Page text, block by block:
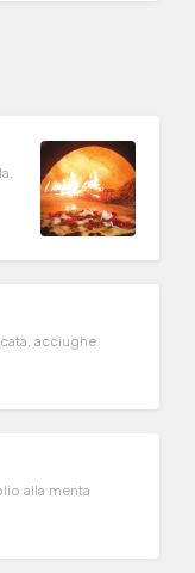
acciughe
alla menta